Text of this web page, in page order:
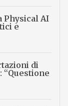
Physical AI
e
di